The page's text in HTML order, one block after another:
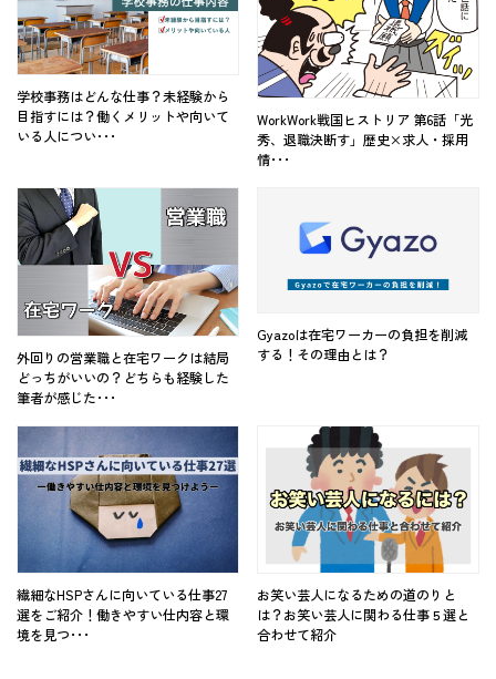
学校事務はどんな仕事？未経験から
目指すには？働くメリットや向いて
いる人につい･･･
WorkWork戦国ヒストリア 第6話「光
秀、退職決断す」歴史×求人・採用
情･･･
外回りの営業職と在宅ワークは結局
どっちがいいの？どちらも経験した
筆者が感じた･･･
Gyazoは在宅ワーカーの負担を削減
する！その理由とは？
繊細なHSPさんに向いている仕事27
選をご紹介！働きやすい仕内容と環
境を見つ･･･
お笑い芸人になるための道のりと
は？お笑い芸人に関わる仕事５選と
合わせて紹介